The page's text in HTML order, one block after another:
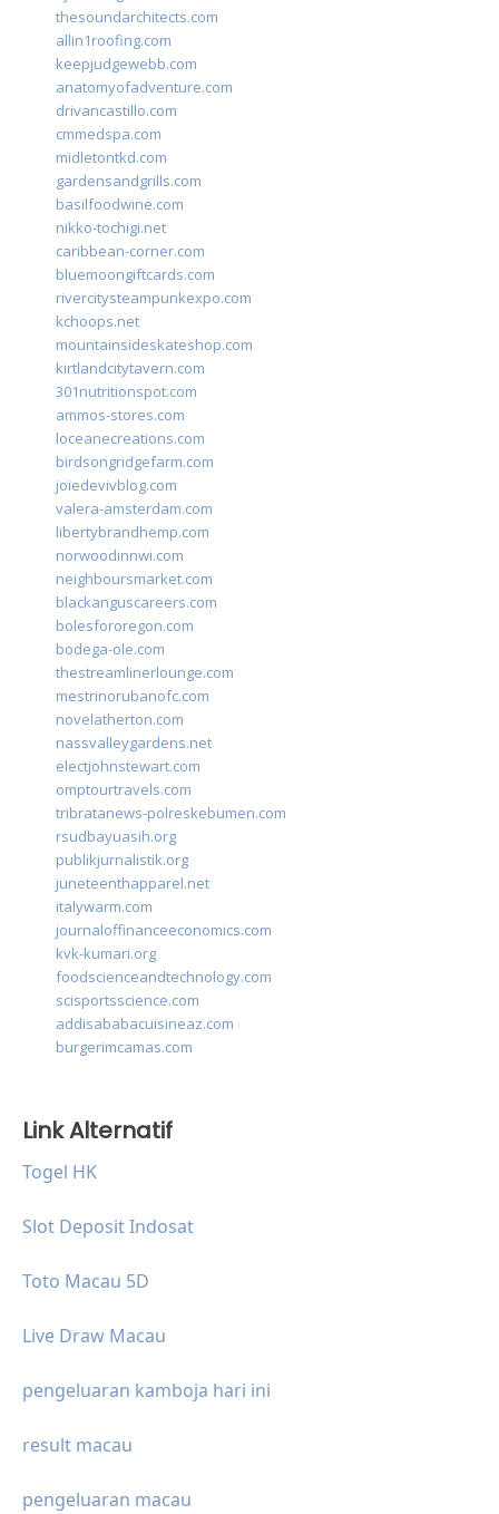
thesoundarchitects.com
allin1roofing.com
keepjudgewebb.com
anatomyofadventure.com
drivancastillo.com
cmmedspa.com
midletontkd.com
gardensandgrills.com
basilfoodwine.com
nikko-tochigi.net
caribbean-corner.com
bluemoongiftcards.com
rivercitysteampunkexpo.com
kchoops.net
mountainsideskateshop.com
kirtlandcitytavern.com
301nutritionspot.com
ammos-stores.com
loceanecreations.com
birdsongridgefarm.com
joiedevivblog.com
valera-amsterdam.com
libertybrandhemp.com
norwoodinnwi.com
neighboursmarket.com
blackanguscareers.com
bolesfororegon.com
bodega-ole.com
thestreamlinerlounge.com
mestrinorubanofc.com
novelatherton.com
nassvalleygardens.net
electjohnstewart.com
omptourtravels.com
tribratanews-polreskebumen.com
rsudbayuasih.org
publikjurnalistik.org
juneteenthapparel.net
italywarm.com
journaloffinanceeconomics.com
kvk-kumari.org
foodscienceandtechnology.com
scisportsscience.com
addisababacuisineaz.com
burgerimcamas.com
Link Alternatif
Togel HK
Slot Deposit Indosat
Toto Macau 5D
Live Draw Macau
pengeluaran kamboja hari ini
result macau
pengeluaran macau